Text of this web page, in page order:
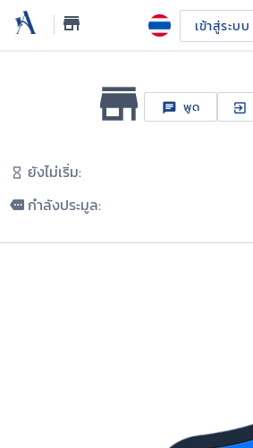
store_mall_directory เข้าสู่ระบบ
store_mall_directory chat exit_to_app
hourglass_empty ยังไม่เริ่ม:
more กำลังประมูล: